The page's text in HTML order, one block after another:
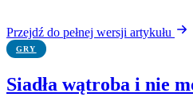
Przejdź do pełnej wersji artykułu
GRY
Siadła wątroba i nie